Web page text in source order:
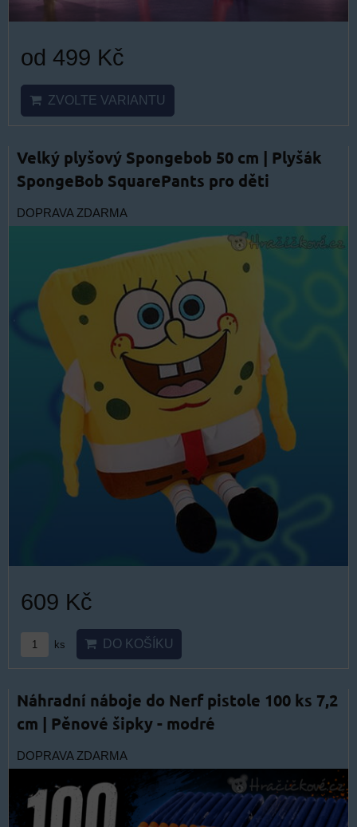
od 499 Kč
ZVOLTE VARIANTU
Velký plyšový Spongebob 50 cm | Plyšák
SpongeBob SquarePants pro děti
DOPRAVA ZDARMA
609 Kč
ks DO KOŠÍKU
Náhradní náboje do Nerf pistole 100 ks 7,2
cm | Pěnové šipky - modré
DOPRAVA ZDARMA